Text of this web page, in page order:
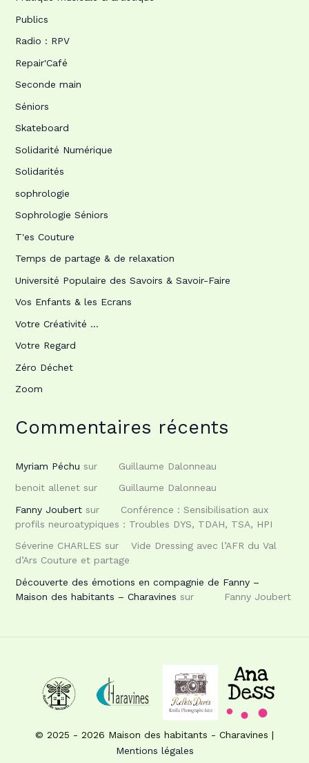
Publics
Radio : RPV
Repair'Café
Seconde main
Séniors
Skateboard
Solidarité Numérique
Solidarités
sophrologie
Sophrologie Séniors
T'es Couture
Temps de partage & de relaxation
Université Populaire des Savoirs & Savoir-Faire
Vos Enfants & les Ecrans
Votre Créativité …
Votre Regard
Zéro Déchet
Zoom
Commentaires récents
Myriam Péchu sur
Guillaume Dalonneau
benoit allenetsur
Guillaume Dalonneau
Fanny Joubertsur
Conférence : Sensibilisation aux
profils neuroatypiques : Troubles DYS, TDAH, TSA, HPI
Séverine CHARLES sur
Vide Dressing avec l’AFR du Val
d’Ars Couture et partage
Découverte des émotions en compagnie de Fanny –
Maison des habitants – Charavines sur Fanny Joubert
© 2025 - 2026 Maison des habitants - Charavines |
Mentions légales